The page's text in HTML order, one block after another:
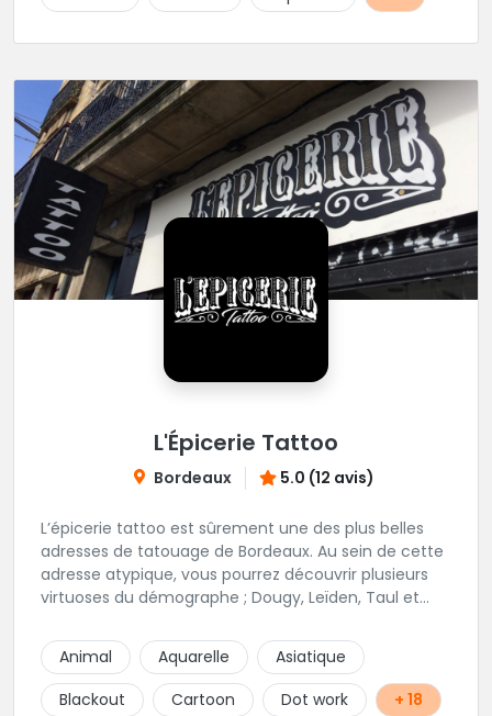
excellente.
L'Épicerie Tattoo
Bordeaux 5.0 (12 avis)
L’épicerie tattoo est sûrement une des plus belles
adresses de tatouage de Bordeaux. Au sein de cette
adresse atypique, vous pourrez découvrir plusieurs
virtuoses du démographe ; Dougy, Leïden, Taul et
enfant et sympathique, vous pourrez demander
conseil pour votre tattoo. N'hésitez plus une seconde
pour rencontrer cette belle équipe !
Animal Aquarelle
Asiatique
Blackout
Cartoon Dot work + 18